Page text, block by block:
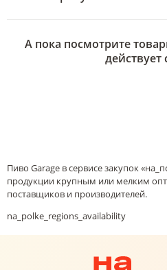
А пока посмотрите
действует
Пиво Garage в сервисе закупок
продукции крупным или мелким
поставщиков и производителей.
na_polke_regions_availability